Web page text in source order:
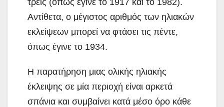
Αντίθετα, ο μέγιστος αριθμός των ηλιακών
εκλείψεων μπορεί να φτάσει τις πέντε,
όπως έγινε το 1934.
Η παρατήρηση μιας ολικής ηλιακής
έκλειψης σε μία περιοχή είναι αρκετά
σπάνια και συμβαίνει κατά μέσο όρο κάθε